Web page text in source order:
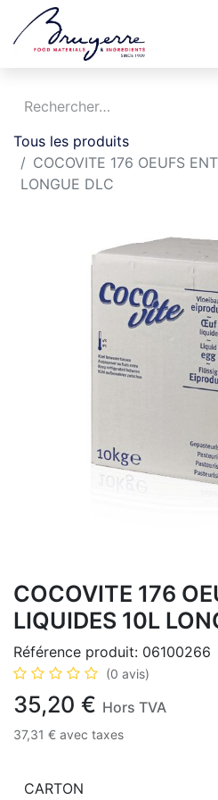
Tous les produits
COCOVITE 176 OEUFS
LONGUE DLC
COCOVITE 176
LIQUIDES 10L
Référence produit: 06100266
(0 avis)
35,20 € Hors TVA
37,31 € avec taxes